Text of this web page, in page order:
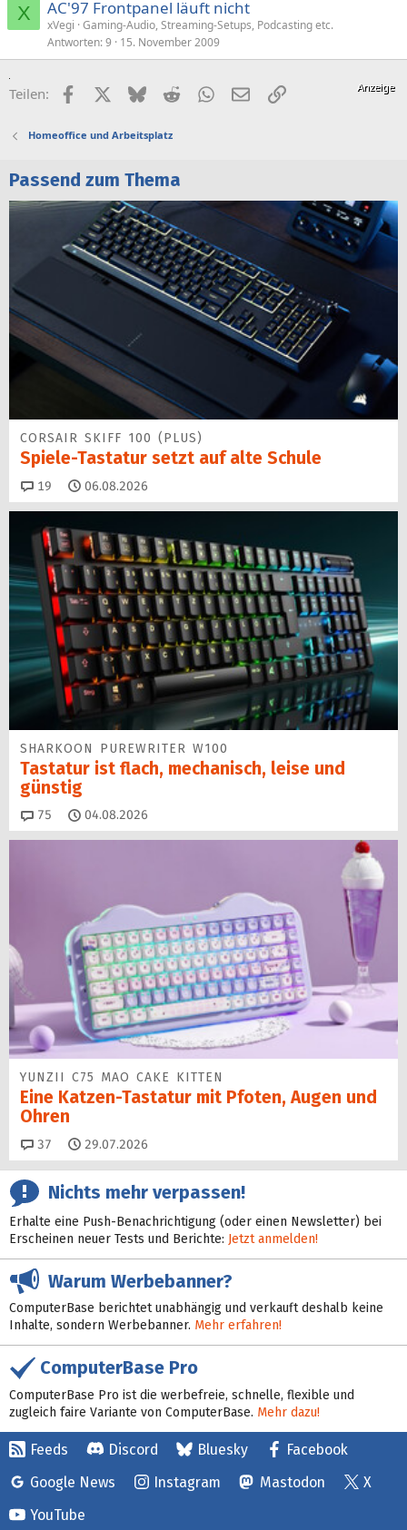
X AC'97 Frontpanel läuft nicht
xVegi Gaming-Audio, Streaming-Setups, Podcasting etc.
Antworten 9 15. November 2009
Teilen: FacebookX (Twitter)
BlueskyRedditWhatsApp
E-MailLink
Homeoffice und Arbeitsplatz
Passend zum Thema
CORSAIR SKIFF 100 (PLUS)
Spiele-Tastatur setzt auf alte Schule
19 Kommentare
06.08.2026
SHARKOON PUREWRITER W100
Tastatur ist flach, mechanisch, leise und
günstig
75 Kommentare
04.08.2026
YUNZII C75 MAO CAKE KITTEN
Eine Katzen-Tastatur mit Pfoten, Augen und
Ohren
37 Kommentare
29.07.2026
Nichts mehr verpassen!
Erhalte eine Push-Benachrichtigung (oder einen Newsletter) bei
Erscheinen neuer Tests und Berichte: Jetzt anmelden!
Warum Werbebanner?
ComputerBase berichtet unabhängig und verkauft deshalb keine
Inhalte, sondern Werbebanner. Mehr erfahren!
ComputerBase Pro
ComputerBase Pro ist die werbefreie, schnelle, flexible und
zugleich faire Variante von ComputerBase. Mehr dazu!
Feeds Discord Bluesky
Facebook
Google News
Instagram Mastodon
X
YouTube